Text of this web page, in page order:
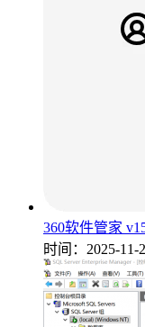
360软件管家
时间：2025-11-